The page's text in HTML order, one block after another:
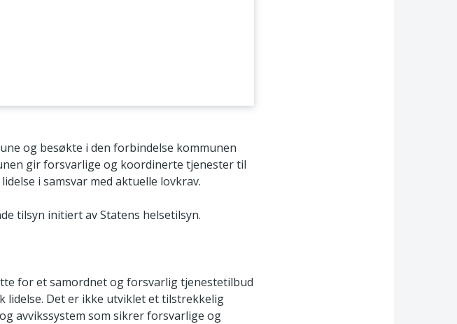
og besøkte i den forbindelse kommunen
gir forsvarlige og koordinerte tjenester til
i samsvar med aktuelle lovkrav.
tilsyn initiert av Statens helsetilsyn.
for et samordnet og forsvarlig tjenestetilbud
lidelse. Det er ikke utviklet et tilstrekkelig
avvikssystem som sikrer forsvarlige og